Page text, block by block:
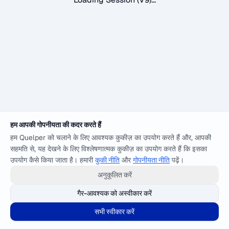
हम आपकी गोपनीयता की कदर करते हैं
हम Quelper को चलाने के लिए आवश्यक कुकीज़ का उपयोग करते हैं और, आपकी
सहमति से, यह देखने के लिए विश्लेषणात्मक कुकीज़ का उपयोग करते हैं कि इसका
उपयोग कैसे किया जाता है। हमारीकुकी नीति और गोपनीयता नीति पढ़ें।
अनुकूलित करें
गैर-आवश्यक को अस्वीकार करें
सभी स्वीकार करें